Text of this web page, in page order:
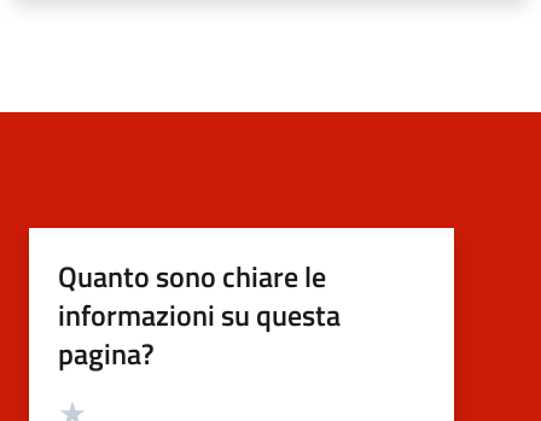
Quanto sono chiare le
informazioni su questa
pagina?
Valutazione